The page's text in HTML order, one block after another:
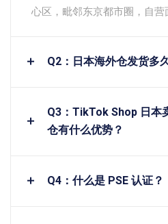
心区，毗邻东京都市圈，自营
Q2：日本海外仓发货多
Q3：TikTok Shop 日本
仓有什么优势？
Q4：什么是 PSE 认证？